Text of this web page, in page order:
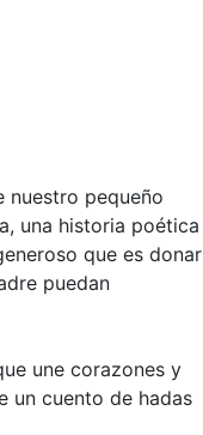
nuestro pequeño
una historia poética
que es donar
puedan
une corazones y
un cuento de hadas